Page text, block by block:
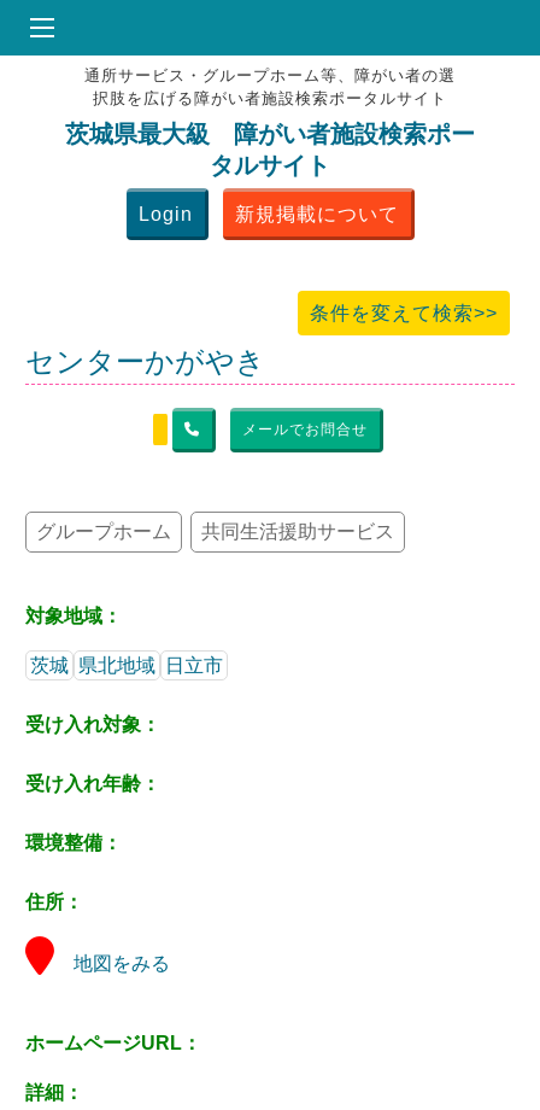
HOME
♥お気にりブックマーク
掲載会員MENU
よくある質問
通所サービス・グループホーム等、障がい者の選
択肢を広げる障がい者施設検索ポータルサイト
茨城県最大級 障がい者施設検索ポー
タルサイト
Login 新規掲載について
条件を変えて検索>>
センターかがやき
メールでお問合せ
グループホーム 共同生活援助サービス
対象地域：
茨城 県北地域 日立市
受け入れ対象：
受け入れ年齢：
環境整備：
住所：
地図をみる
ホームページURL：
詳細：